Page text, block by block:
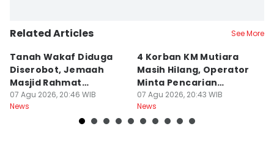
Related Articles See More
Tanah Wakaf Diduga
Diserobot, Jemaah
Masjid Rahmat
Surabaya Protes
07 Agu 2026, 20:46 WIB
News
4 Korban KM Mutiara
Masih Hilang, Operator
Minta Pencarian
Dilanjut
07 Agu 2026, 20:43 WIB
News